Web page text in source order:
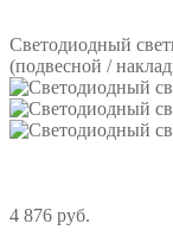
Светодиодный
(подвесной /
4 876 руб.